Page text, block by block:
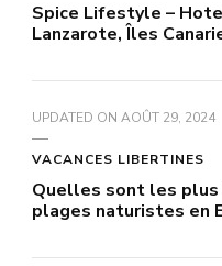
Spice Lifestyle –
Lanzarote, Îles
UPDATED ON AOÛT 29, 2024
VACANCES LIBERTINES
Quelles sont les
plages naturistes en